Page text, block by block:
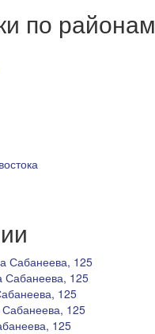
по районам
Сабанеева, 125
125
125
125
125